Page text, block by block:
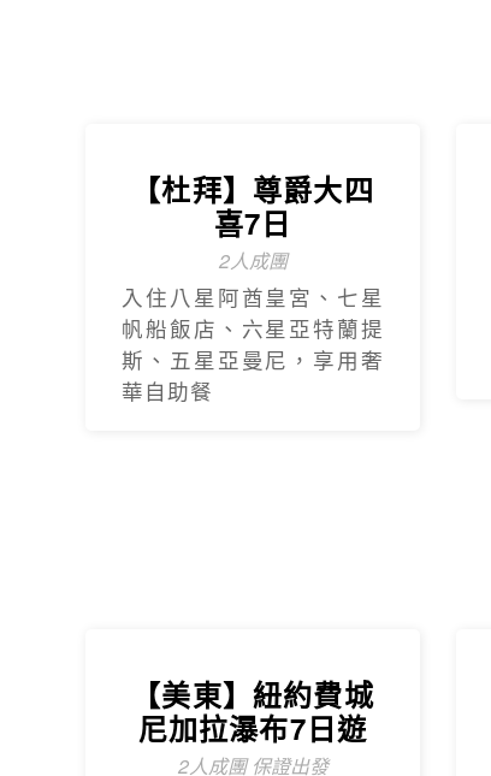
【杜拜】尊爵大四
喜7日
2人成團
入住八星阿酋皇宮、七星
帆船飯店、六星亞特蘭提
斯、五星亞曼尼，享用奢
華自助餐